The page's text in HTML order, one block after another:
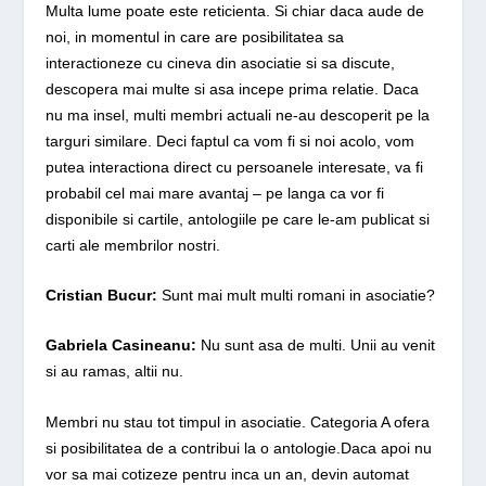
Multa lume poate este reticienta. Si chiar daca aude de
noi, in momentul in care are posibilitatea sa
interactioneze cu cineva din asociatie si sa discute,
descopera mai multe si asa incepe prima relatie. Daca
nu ma insel, multi membri actuali ne-au descoperit pe la
targuri similare. Deci faptul ca vom fi si noi acolo, vom
putea interactiona direct cu persoanele interesate, va fi
probabil cel mai mare avantaj – pe langa ca vor fi
disponibile si cartile, antologiile pe care le-am publicat si
carti ale membrilor nostri.
Cristian Bucur: Sunt mai mult multi romani in asociatie?
Gabriela Casineanu: Nu sunt asa de multi. Unii au venit
si au ramas, altii nu.
Membri nu stau tot timpul in asociatie. Categoria A ofera
si posibilitatea de a contribui la o antologie.Daca apoi nu
vor sa mai cotizeze pentru inca un an, devin automat